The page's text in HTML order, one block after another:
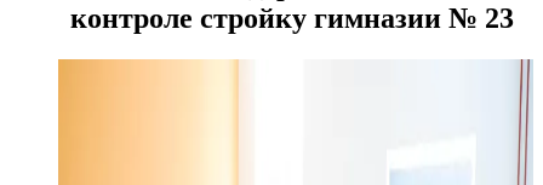
контроле стройку гимназии № 23